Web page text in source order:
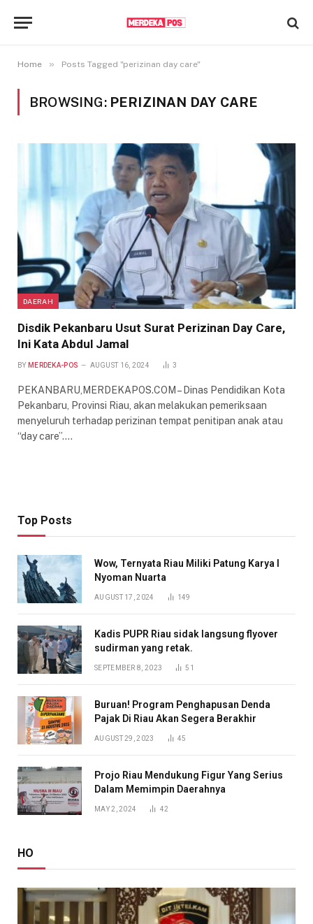
Home » Posts Tagged "perizinan day care"
BROWSING: PERIZINAN DAY CARE
DAERAH
Disdik Pekanbaru Usut Surat Perizinan Day Care,
Ini Kata Abdul Jamal
BY MERDEKA-POS AUGUST 16, 2024 3
PEKANBARU,MERDEKAPOS.COM – Dinas Pendidikan Kota
Pekanbaru, Provinsi Riau, akan melakukan pemeriksaan
menyeluruh terhadap perizinan tempat penitipan anak atau
“day care”.…
Top Posts
Wow, Ternyata Riau Miliki Patung Karya I
Nyoman Nuarta
AUGUST 17, 2024 149
Kadis PUPR Riau sidak langsung flyover
sudirman yang retak.
SEPTEMBER 8, 2023 51
Buruan! Program Penghapusan Denda
Pajak Di Riau Akan Segera Berakhir
AUGUST 29, 2023 45
Projo Riau Mendukung Figur Yang Serius
Dalam Memimpin Daerahnya
MAY 2, 2024 42
HO